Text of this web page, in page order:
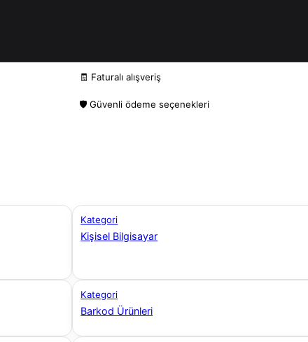
🧾 Faturalı alışveriş
🛡️ Güvenli ödeme seçenekleri
Kategori
Kişisel Bilgisayar
Kategori
Barkod Ürünleri